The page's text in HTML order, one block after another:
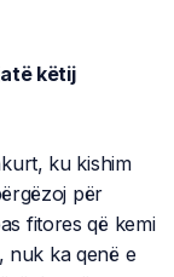
këtij
ku kishim
për
fitores që kemi
nuk ka qenë e